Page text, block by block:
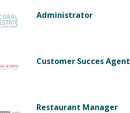
Administrator
Customer Succes Agent
Restaurant Manager